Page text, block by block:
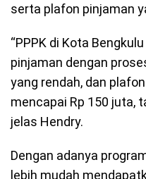
serta plafon pinjaman
“PPPK di Kota
pinjaman dengan
yang rendah, dan
mencapai Rp 150 juta,
jelas Hendry.
Dengan adanya
lebih mudah